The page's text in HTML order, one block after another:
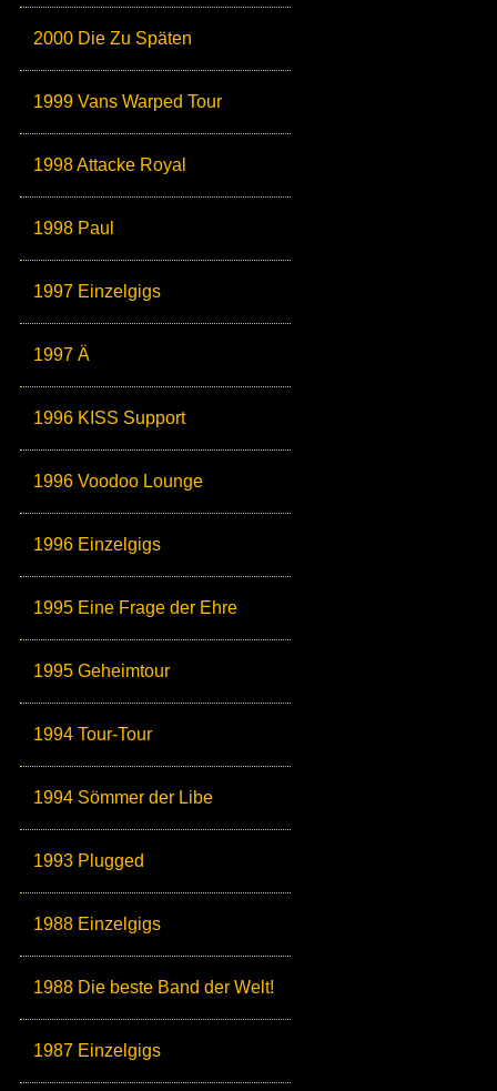
2000 Die Zu Späten
1999 Vans Warped Tour
1998 Attacke Royal
1998 Paul
1997 Einzelgigs
1997 Ä
1996 KISS Support
1996 Voodoo Lounge
1996 Einzelgigs
1995 Eine Frage der Ehre
1995 Geheimtour
1994 Tour-Tour
1994 Sömmer der Libe
1993 Plugged
1988 Einzelgigs
1988 Die beste Band der Welt!
1987 Einzelgigs